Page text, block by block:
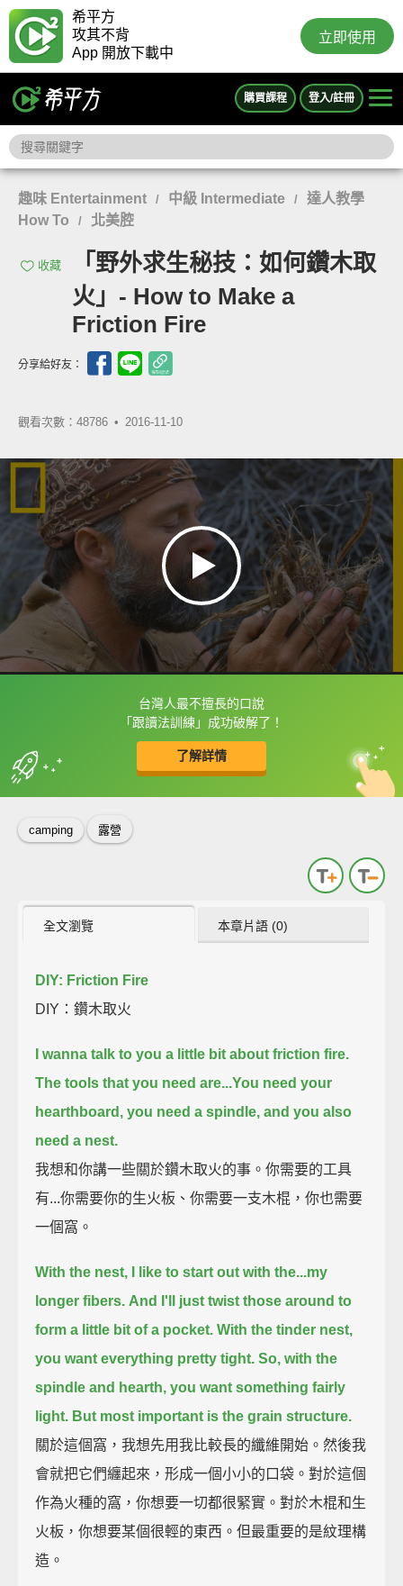
希平方
攻其不背
App 開放下載中
立即使用
購買課程 登入/註冊
趣味 Entertainment / 中級 Intermediate /
達人教學
How To
/ 北美腔
收藏
「野外求生秘技：如何鑽木取
火」- How to Make a
Friction Fire
分享給好友：
觀看次數：48786 • 2016-11-10
台灣人最不擅長的口說
「跟讀法訓練」成功破解了！
了解詳情
框選或點兩下字幕可以直接查字典喔！
收錄佳句 中
英
camping 露營
全文瀏覽 本章片語 (0)
DIY: Friction Fire
DIY：鑽木取火
I wanna talk to you a little bit about friction fire.
The tools that you need are...You need your
hearthboard, you need a spindle, and you also
need a nest.
我想和你講一些關於鑽木取火的事。你需要的工具
有...你需要你的生火板、你需要一支木棍，你也需要
一個窩。
With the nest, I like to start out with the...my
longer fibers. And I'll just twist those around to
form a little bit of a pocket. With the tinder nest,
you want everything pretty tight. So, with the
spindle and hearth, you want something fairly
light. But most important is the grain structure.
關於這個窩，我想先用我比較長的纖維開始。然後我
會就把它們纏起來，形成一個小小的口袋。對於這個
作為火種的窩，你想要一切都很緊實。對於木棍和生
火板，你想要某個很輕的東西。但最重要的是紋理構
造。